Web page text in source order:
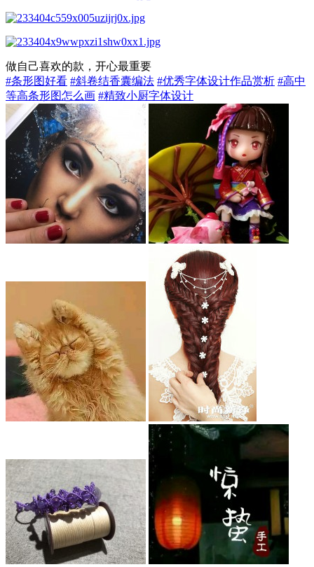
做自己喜欢的款，开心最重要
#条形图好看 #斜卷结香囊编法 #优秀字体设计作品赏析 #高中
等高条形图怎么画 #精致小厨字体设计